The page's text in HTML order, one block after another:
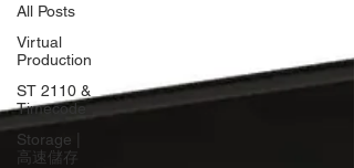
All Posts
Virtual
Production
ST 2110 &
Timecode
Storage |
高速儲存